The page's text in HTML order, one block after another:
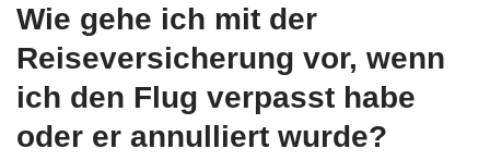
Wie gehe ich mit der
Reiseversicherung vor, wenn
ich den Flug verpasst habe
oder er annulliert wurde?